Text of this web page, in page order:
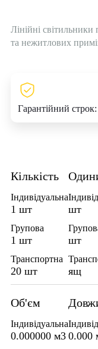
Лінійні
та нежитлових
Гарантійний строк:
Кількість
Індивідуальна
1 шт
Групова
1 шт
Транспортна
20 шт
шт
шт
ящ
Об'єм
Індивідуальна
0.000000 м3 0.000